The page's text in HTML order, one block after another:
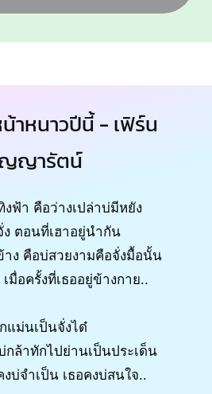
าหนาวปีนี้ - เฟิร์น
ญารัตน์
งฟ้า คือว่างเปล่าบ่มีหยัง
ง ตอนที่เฮาอยู่นำกัน
าง คือบ่สวยงามคือจั่งมื้อนั้น
มื่อครั้งที่เธออยู่ข้างกาย..
แม่นเป็นจั่งได๋
กล้าทักไปย่านเป็นประเด็น
งบ่จำเป็น เธอคงบ่สนใจ..